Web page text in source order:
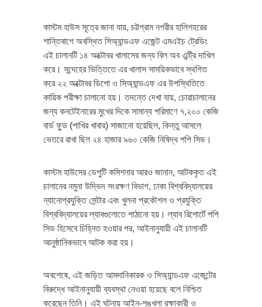
কাস্টম হাউস সূত্রে জানা যায়, চট্টগ্রাম নগরীর হালিশহরের
শান্তিবাগে অবস্থিত সিঅ্যান্ডএফ এজেন্ট এমএইচ ট্রেডিং
এই চালানটি ১৪ অক্টোবর খালাসের জন্য বিল অব এন্ট্রি দাখিল
করে। সন্দেহের ভিত্তিতে এর খালাস সাময়িকভাবে স্থগিত
করে ২২ অক্টোবর ডিপো ও সিঅ্যান্ডএফ এর উপস্থিতিতে
কায়িক পরীক্ষা চালানো হয়। তদন্তে দেখা যায়, চোরাচালানের
জন্য কনটেইনারের মুখের দিকে সামান্য পরিমাণে ৭,২০০ কেজি
বার্ড ফু্ড (পাখির খাবার) সাজানো হয়েছিল, কিন্তু আসলে
ভেতরে রাখা ছিল ২৪ হাজার ৯৬০ কেজি নিষিদ্ধ পপি সিড।
কাস্টম হাউসের ডেপুটি কমিশনার আরও জানান, আটককৃত এই
চালানের নমুনা উদ্ভিদ সংরক্ষণ বিভাগ, ঢাকা বিশ্ববিদ্যালয়ের
ন্যানোপ্রযুক্তি সেন্টার এবং খুলনা প্রকৌশল ও প্রযুক্তি
বিশ্ববিদ্যালয়ের ল্যাবগুলোতে পাঠানো হয়। ল্যাব রিপোর্টে পপি
সিড হিসেবে চিহ্নিত হওয়ার পর, আইনানুযায়ী এই চালানটি
আনুষ্ঠানিকভাবে আটক করা হয়।
অবশেষে, এই জড়িত আমদানিকারক ও সিঅ্যান্ডএফ এজেন্টের
বিরুদ্ধে আইনানুযায়ী ব্যবস্থা নেওয়া হয়েছে বলে নিশ্চিত
করেছেন তিনি। এই ঘটনায় আইন-শৃঙ্খলা রক্ষাকারী ও